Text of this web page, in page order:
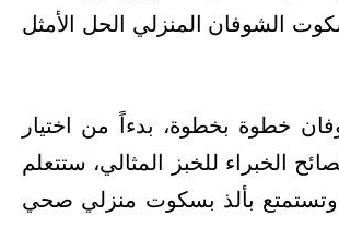
الشوفان المنزلي الحل الأمثل
خطوة بخطوة، بدءاً من اختيار
الخبراء للخبز المثالي، ستتعلم
وتستمتع بألذ بسكوت منزلي صحي